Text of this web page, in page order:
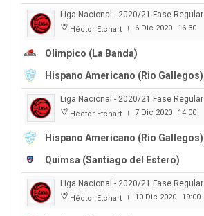
Liga Nacional - 2020/21 Fase Regular
Héctor Etchart | 6 Dic 2020 16:30
Olimpico (La Banda)
Hispano Americano (Rio Gallegos)
Liga Nacional - 2020/21 Fase Regular
Héctor Etchart | 7 Dic 2020 14:00
Hispano Americano (Rio Gallegos)
Quimsa (Santiago del Estero)
Liga Nacional - 2020/21 Fase Regular
Héctor Etchart | 10 Dic 2020 19:00